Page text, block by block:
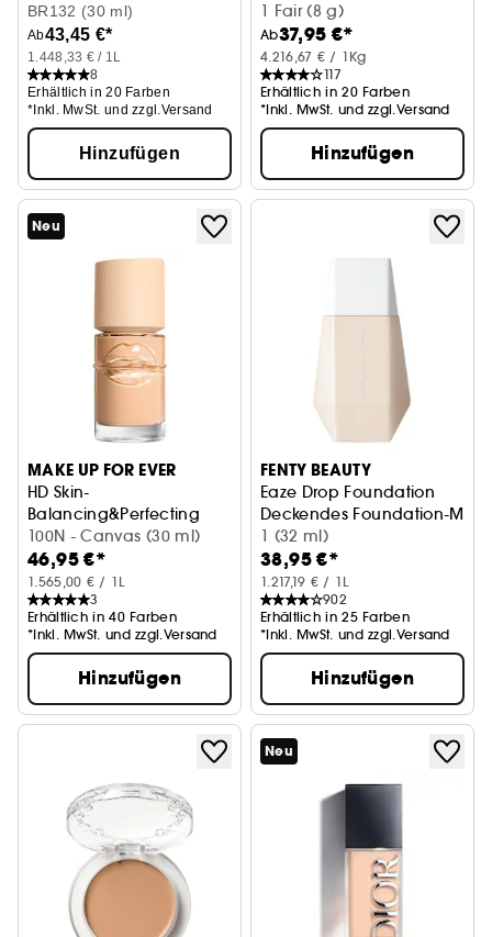
BR132 (30 ml)
Ab43,45 €*
1.448,33 € / 1L
8
Erhältlich in 20 Farben
*Inkl. MwSt. und zzgl.Versand
Hinzufügen
Feuchtigkeitsspendender
1 Fair (8 g)
Ab37,95 €*
4.216,67 € / 1Kg
117
Erhältlich in 20 Farben
*Inkl. MwSt. und zzgl.Versand
Hinzufügen
Neu
MAKE UP FOR EVER
HD Skin-
Balancing&Perfecting
Feuchtigkeitsspendende Foundation
100N - Canvas (30 ml)
46,95 €*
1.565,00 € / 1L
3
Erhältlich in 40 Farben
*Inkl. MwSt. und zzgl.Versand
Hinzufügen
FENTY BEAUTY
Eaze Drop Foundation
Deckendes Foundation-
1 (32 ml)
38,95 €*
1.217,19 € / 1L
902
Erhältlich in 25 Farben
*Inkl. MwSt. und zzgl.Versand
Hinzufügen
Neu